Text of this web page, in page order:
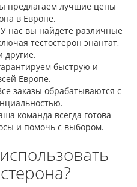
предлагаем лучшие цены
в Европе.
нас вы найдете различные
тестостерон энантат,
другие.
быструю и
Европе.
заказы обрабатываются с
команда всегда готова
и помочь с выбором.